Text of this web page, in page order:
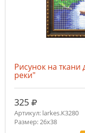
Рисунок на
реки"
325 руб.
Артикул: larkes.К3280
Размер: 26х38